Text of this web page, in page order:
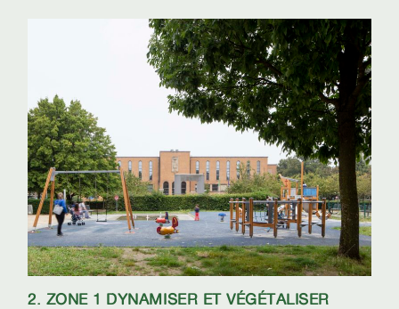
2. ZONE 1 DYNAMISER ET VÉGÉTALISER